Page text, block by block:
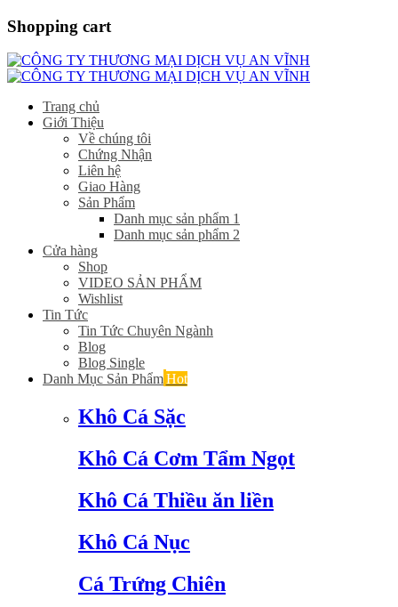
Shopping cart
Trang chủ
Giới Thiệu
Về chúng tôi
Chứng Nhận
Liên hệ
Giao Hàng
Sản Phẩm
Danh mục sản phẩm 1
Danh mục sản phẩm 2
Cửa hàng
Shop
VIDEO SẢN PHẨM
Wishlist
Tin Tức
Tin Tức Chuyên Ngành
Blog
Blog Single
Danh Mục Sản PhẩmHot
Khô Cá Sặc
Khô Cá Cơm Tẩm Ngọt
Khô Cá Thiều ăn liền
Khô Cá Nục
Cá Trứng Chiên